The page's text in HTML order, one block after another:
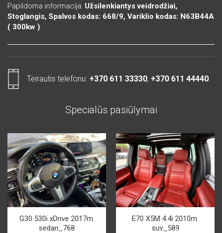
Papildoma informacija: Užsilenkiantys veidrodžiai,
Stoglangis, Spalvos kodas: 668/9, Variklio kodas: N63B44A
( 300kw )
Teirautis telefonu: +370 611 33330, +370 611 44440
Specialūs pasiūlymai
G30 530i xDrive 2017m.
sedan_768
E70 X5M 4.4i 2010m.
suv_589